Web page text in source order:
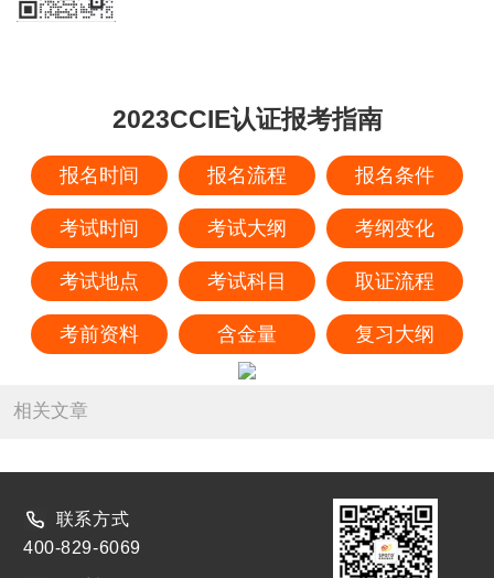
2023CCIE认证报考指南
报名时间 报名流程 报名条件
考试时间 考试大纲 考纲变化
考试地点 考试科目 取证流程
考前资料 含金量 复习大纲
相关文章
联系方式
400-829-6069